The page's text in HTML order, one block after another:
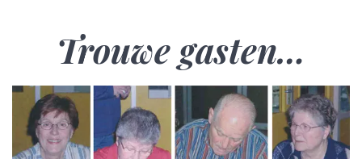
Trouwe gasten…